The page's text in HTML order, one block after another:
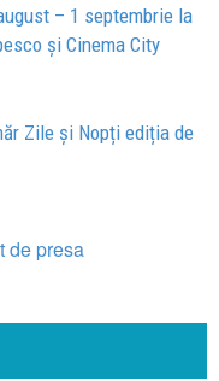
– 1 septembrie la
și Cinema City
Zile și Nopți ediția de
de presa